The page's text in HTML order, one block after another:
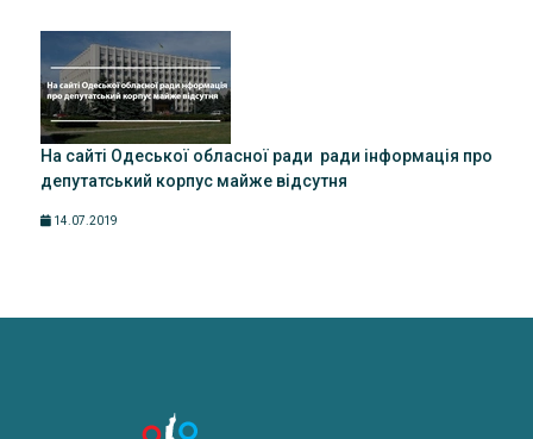
На сайті Одеської обласної ради ради інформація про
депутатський корпус майже відсутня
14.07.2019